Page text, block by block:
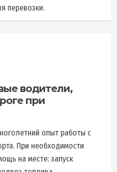
перевозки.
водители,
при
опыт работы с
При необходимости
на месте: запуск